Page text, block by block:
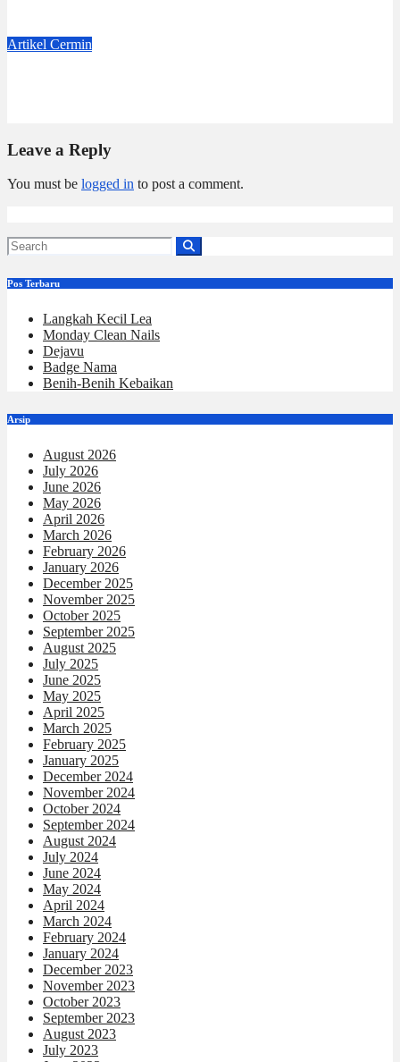
Artikel Cermin
Leave a Reply
You must be logged in to post a comment.
Pos Terbaru
Langkah Kecil Lea
Monday Clean Nails
Dejavu
Badge Nama
Benih-Benih Kebaikan
Arsip
August 2026
July 2026
June 2026
May 2026
April 2026
March 2026
February 2026
January 2026
December 2025
November 2025
October 2025
September 2025
August 2025
July 2025
June 2025
May 2025
April 2025
March 2025
February 2025
January 2025
December 2024
November 2024
October 2024
September 2024
August 2024
July 2024
June 2024
May 2024
April 2024
March 2024
February 2024
January 2024
December 2023
November 2023
October 2023
September 2023
August 2023
July 2023